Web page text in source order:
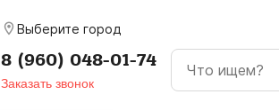
room Выберите город
8 (960) 048-01-74
Заказать звонок